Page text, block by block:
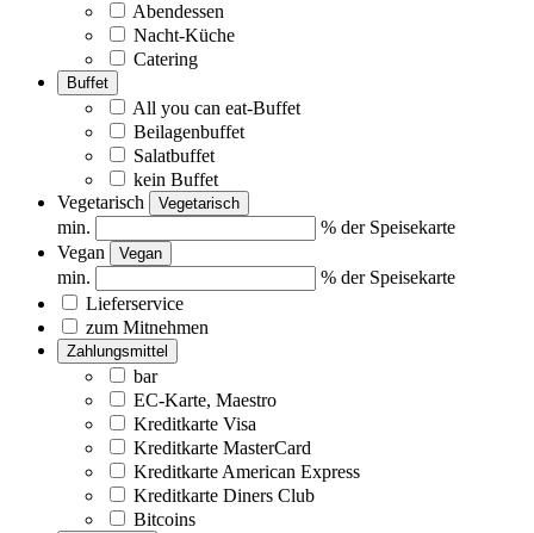
Abendessen
Nacht-Küche
Catering
Buffet
All you can eat-Buffet
Beilagenbuffet
Salatbuffet
kein Buffet
Vegetarisch
Vegetarisch
min.
% der Speisekarte
Vegan
Vegan
min.
% der Speisekarte
Lieferservice
zum Mitnehmen
Zahlungsmittel
bar
EC-Karte, Maestro
Kreditkarte Visa
Kreditkarte MasterCard
Kreditkarte American Express
Kreditkarte Diners Club
Bitcoins